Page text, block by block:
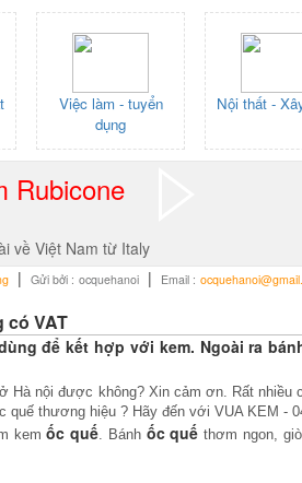
Việc làm - tuyển
dụng
Nội thất -
Rubicone
về Việt Nam từ Italy
| Gửi bởi : ocquehanoi | Email :
có VAT
để kết hợp với kem. Ngoài ra
ở Hà nội được không? Xin cảm ơn. Rất nhiều
thương hiệu ? Hãy đến với VUA KEM -
kemốc quế . Bánh ốc quế thơm ngon,